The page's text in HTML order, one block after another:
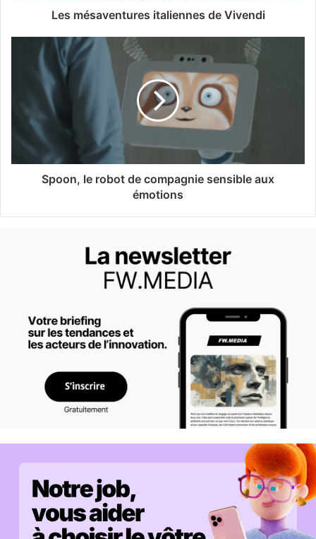
Les mésaventures italiennes de Vivendi
Spoon, le robot de compagnie sensible aux
émotions